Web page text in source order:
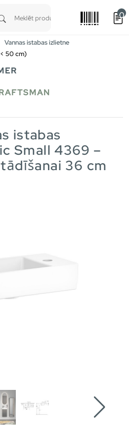
0
Vannas istabas izlietne
50 cm)
istabas
Small 4369 –
36 cm